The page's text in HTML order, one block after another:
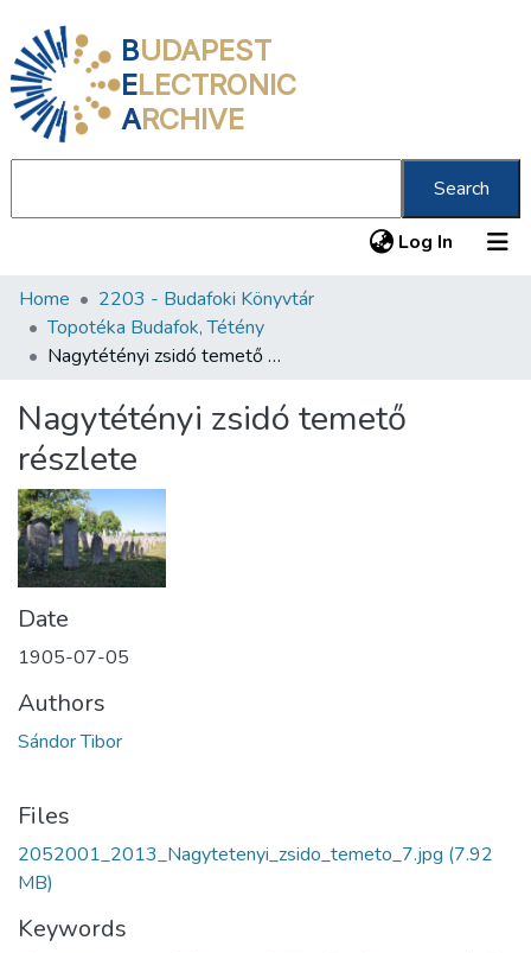
BUDAPEST
ELECTRONIC
ARCHIVE
Search
Log In (current)
Communities & Collections
All of DSpace
About us
Home
2203 - Budafoki Könyvtár
Topotéka Budafok, Tétény
Nagytétényi zsidó temető részlete
Nagytétényi zsidó temető
részlete
Date
1905-07-05
Authors
Sándor Tibor
Files
2052001_2013_Nagytetenyi_zsido_temeto_7.jpg (7.92
MB)
Keywords